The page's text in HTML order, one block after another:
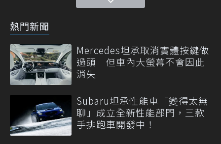
熱門新聞
Mercedes坦承取消實體按鍵做
過頭 但車內大螢幕不會因此
消失
Subaru坦承性能車「變得太無
聊」成立全新性能部門，三款
手排跑車開發中！